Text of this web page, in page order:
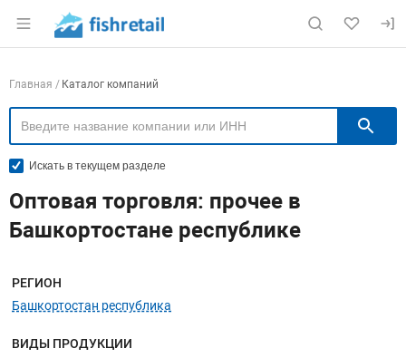
Раздел навигации по сайту fishretail.ru
Навигация по компаниям
Главная Каталог компаний
Искать в текущем разделе
Оптовая торговля: прочее в
Башкортостане республике
Меню навигации
РЕГИОН
Башкортостан республика
ВИДЫ ПРОДУКЦИИ